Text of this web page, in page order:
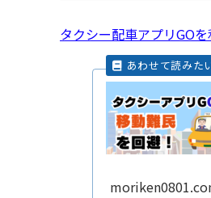
タクシー配車アプリGO